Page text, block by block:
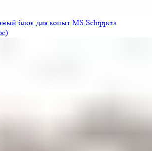
блок для копыт MS Schippers